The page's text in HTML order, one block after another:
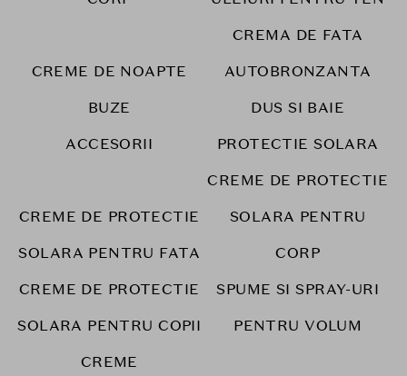
CREME DE NOAPTE
CREMA DE FATA
AUTOBRONZANTA
BUZE
DUS SI BAIE
ACCESORII
PROTECTIE SOLARA
CREME DE PROTECTIE
SOLARA PENTRU FATA
CREME DE PROTECTIE
SOLARA PENTRU
CORP
CREME DE PROTECTIE
SOLARA PENTRU COPII
SPUME SI SPRAY-URI
PENTRU VOLUM
CREME